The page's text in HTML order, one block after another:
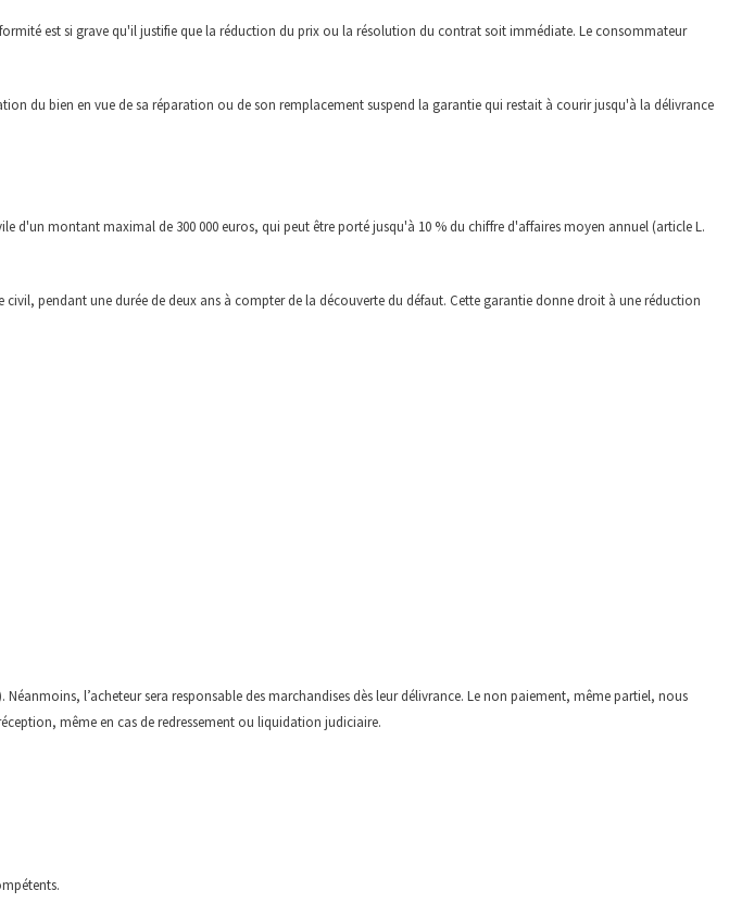
est si grave qu'il justifie que la réduction du prix ou la résolution du contrat soit immédiate. Le consommateur
du bien en vue de sa réparation ou de son remplacement suspend la garantie qui restait à courir jusqu'à la délivrance
d'un montant maximal de 300 000 euros, qui peut êtreporté jusqu'à 10 % du chiffre d'affaires moyen annuel (article L.
pendant une durée de deux ans à compter de la découverte du défaut. Cette garantie donne droit à une réduction
l’acheteur sera responsable des marchandises dès leur délivrance. Le non paiement, même partiel, nous
même en cas de redressement ou liquidation judiciaire.